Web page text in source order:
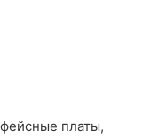
платы,